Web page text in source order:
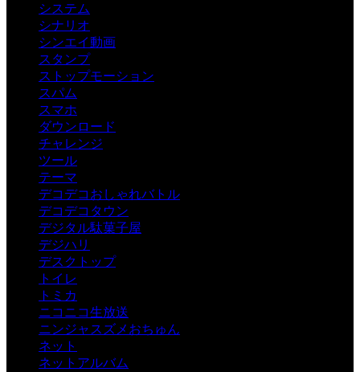
システム
シナリオ
シンエイ動画
スタンプ
ストップモーション
スパム
スマホ
ダウンロード
チャレンジ
ツール
テーマ
デコデコおしゃれバトル
デコデコタウン
デジタル駄菓子屋
デジハリ
デスクトップ
トイレ
トミカ
ニコニコ生放送
ニンジャスズメおちゅん
ネット
ネットアルバム